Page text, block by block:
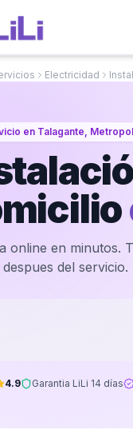
Electricidad
en Talagante,
online en minutos.
del servicio.
4.9 Garantia LiLi 14 días